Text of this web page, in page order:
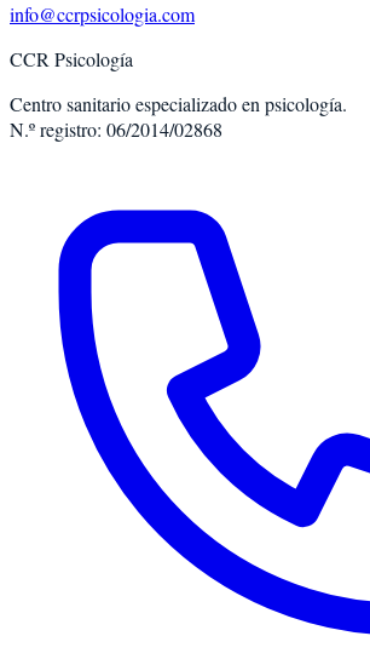
info@ccrpsicologia.com
CCR Psicología
Centro sanitario especializado en psicología.
N.º registro: 06/2014/02868